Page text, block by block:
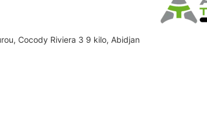
Cocody Riviera 3 9 kilo, Abidjan